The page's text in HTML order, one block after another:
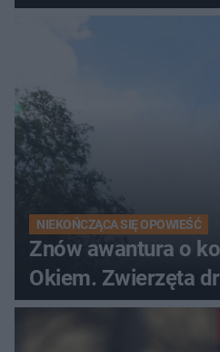
NIEKOŃCZĄCA SIĘ OPOWIEŚĆ
Znów awantura o
Okiem. Zwierzęta